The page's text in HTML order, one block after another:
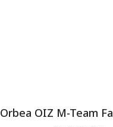
Orbea OIZ M-Team